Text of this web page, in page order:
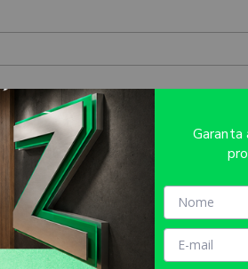
- 4X0 - 1unid - LAMA001
Sobre o produto
Evite refugos e erros de
MATÉRIA PRIMA:
Garanta